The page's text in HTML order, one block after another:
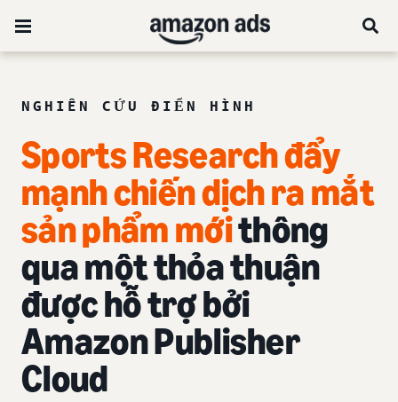
NGHIÊN CỨU ĐIỂN HÌNH
Sports Research đẩy
mạnh chiến dịch ra mắt
sản phẩm mớithông
qua một thỏa thuận
được hỗ trợ bởi
Amazon Publisher
Cloud